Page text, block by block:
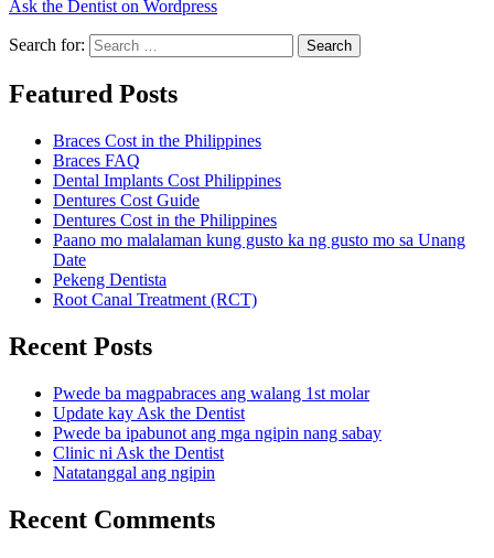
Ask the Dentist on Wordpress
Search for: Search
Featured Posts
Braces Cost in the Philippines
Braces FAQ
Dental Implants Cost Philippines
Dentures Cost Guide
Dentures Cost in the Philippines
Paano mo malalaman kung gusto ka ng gusto mo sa Unang
Date
Pekeng Dentista
Root Canal Treatment (RCT)
Recent Posts
Pwede ba magpabraces ang walang 1st molar
Update kay Ask the Dentist
Pwede ba ipabunot ang mga ngipin nang sabay
Clinic ni Ask the Dentist
Natatanggal ang ngipin
Recent Comments